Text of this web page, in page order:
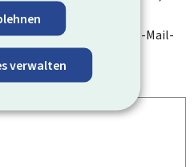
verwalten
geben Sie keine
wie zum Beispiel Ihre E-Mail-
Telefonnummer.